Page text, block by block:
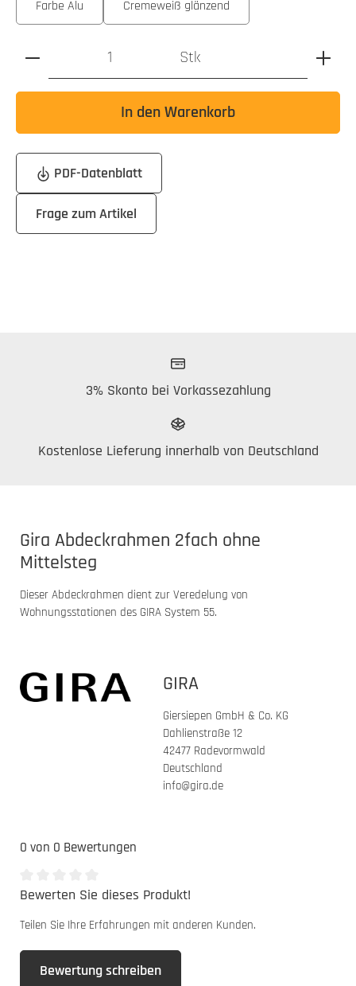
Farbe Alu Cremeweiß glänzend
Produkt Anzahl: Gib den gewünschten Wert ein oder
Stk
In den Warenkorb
PDF-Datenblatt
Frage zum Artikel
3% Skonto bei Vorkassezahlung
Kostenlose Lieferung innerhalb von Deutschland
Gira Abdeckrahmen 2fach ohne
Mittelsteg
Dieser Abdeckrahmen dient zur Veredelung von
Wohnungsstationen des GIRA System 55.
GIRA
Giersiepen GmbH & Co. KG
Dahlienstraße 12
42477 Radevormwald
Deutschland
info@gira.de
0 von 0 Bewertungen
Durchschnittliche Bewertung von 0 von 5 Sternen
Bewerten Sie dieses Produkt!
Teilen Sie Ihre Erfahrungen mit anderen Kunden.
Bewertung schreiben